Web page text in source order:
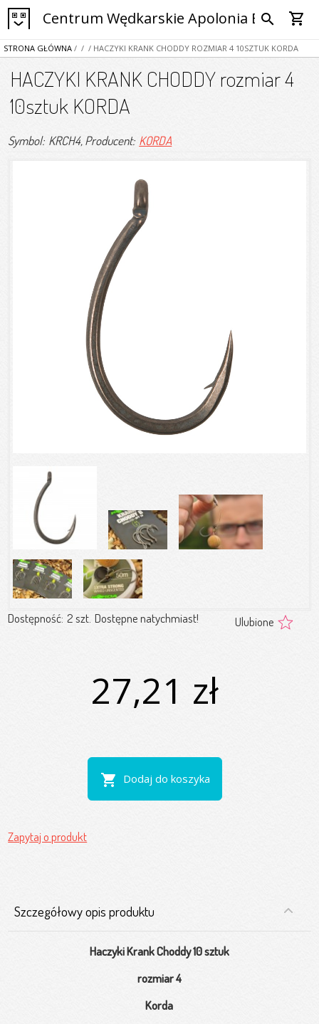
Centrum Wędkarskie Apolonia Bytom
search shopping_cart
STRONA GŁÓWNA / / / HACZYKI KRANK CHODDY ROZMIAR 4 10SZTUK KORDA
HACZYKI KRANK CHODDY rozmiar 4
10sztuk KORDA
Symbol: KRCH4, Producent: KORDA
Dostępność: 2 szt. Dostępne natychmiast! Ulubione
27,21 zł
shopping_cart Dodaj do koszyka
Zapytaj o produkt
Szczegółowy opis produktu
Haczyki Krank Choddy 10 sztuk
rozmiar 4
Korda